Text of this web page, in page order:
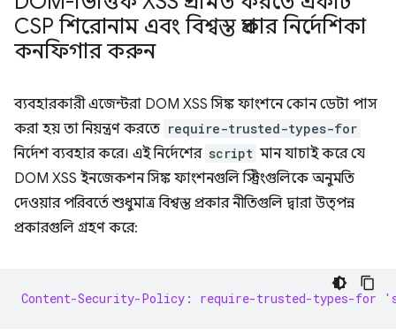
CSP শিরোনাম এবং বিশ্বস্ত প্রকার নির্দেশিকা
কনফিগার করুন
ব্যবহারকারী এজেন্টরা DOM XSS সিঙ্ক ফাংশনে কোন ডেটা পাস
করা হয় তা নিয়ন্ত্রণ করতে require-trusted-types-for
নির্দেশ ব্যবহার করে। এই নির্দেশের script মান যাচাই করে যে
DOM XSS ইনজেকশন সিঙ্ক ফাংশনগুলি স্ট্রিংগুলিকে অনুমতি
দেওয়ার পরিবর্তে শুধুমাত্র বিশ্বস্ত প্রকার নীতিগুলি দ্বারা উত্পন্ন
প্রকারগুলি গ্রহণ করে:
Content-Security-Policy: require-trusted-types-